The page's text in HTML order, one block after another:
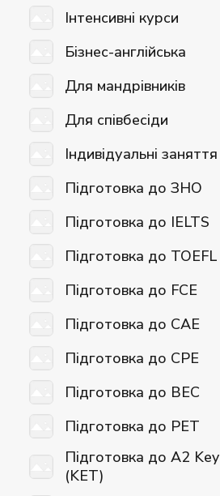
Інтенсивні курси
Бізнес-англійська
Для мандрівників
Для співбесіди
Індивідуальні заняття
Підготовка до ЗНО
Підготовка до IELTS
Підготовка до TOEFL
Підготовка до FCE
Підготовка до CAE
Підготовка до CPE
Підготовка до BEC
Підготовка до PET
Підготовка до A2 Key
(KET)